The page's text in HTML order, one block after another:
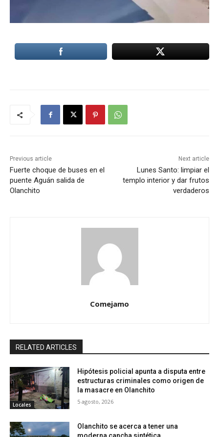
Previous article
Fuerte choque de buses en el
puente Aguán salida de
Olanchito
Next article
Lunes Santo: limpiar el
templo interior y dar frutos
verdaderos
Comejamo
RELATED ARTICLES
Locales
Hipótesis policial apunta a disputa entre
estructuras criminales como origen de
la masacre en Olanchito
5 agosto, 2026
Olanchito se acerca a tener una